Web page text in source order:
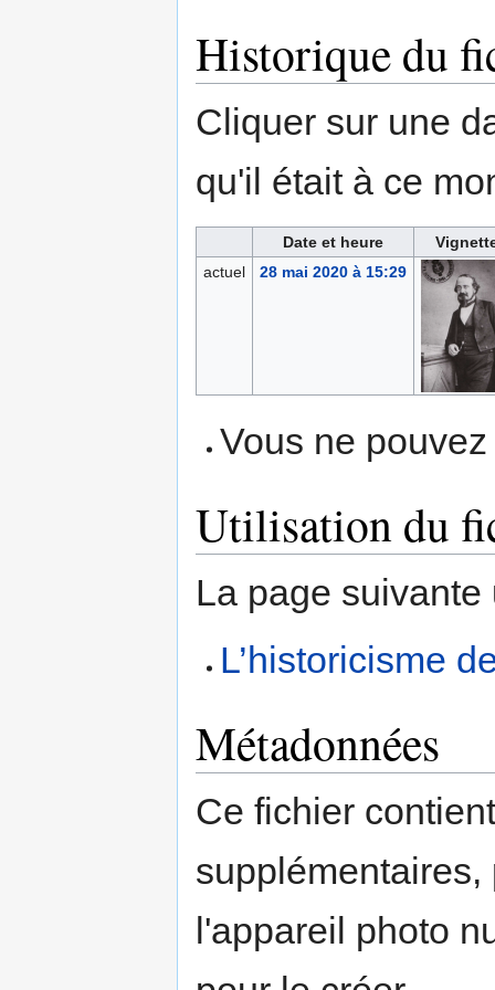
Historique du
Cliquer sur une
qu'il était à ce
Date et heure
actuel
28 mai 2020 à 15:29
Vous ne
Utilisation du
La page
L’historicisme
Métadonnées
Ce fichier
l'appareil photo